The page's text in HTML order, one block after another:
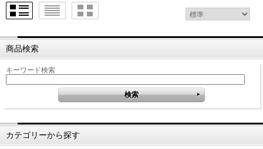
商品検索
キーワード検索
カテゴリーから探す